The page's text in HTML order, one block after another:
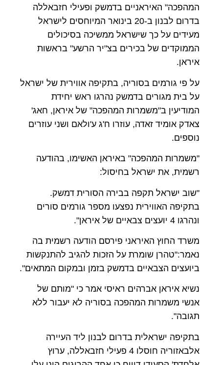
המהפכה" האיראניים בדמשק ופעילי חזבאללה
בדרום לבנון ב-20 בינואר המיוחסים לישראל
מעידים על כך שישראל ממשיכה בסיכולים
הממוקדים של בכירים בצ"יר הרשע" בראשות
איראן.
על פי גורמים בסוריה, בתקיפה אווירית של ישראל
על בית מגורים בדמשק נהרגו ראש יחידת
המודיעין ב"משמרות המהפכה" של איראן, חאג'
צאדק אומיד זאדה, עוזרו ח'ג ע'ולאם ושני עוזרים
נוספים.
"משמרות המהפכה" באיראן האשימו, בהודעה
רשמית, את ישראל בחיסול:
"שוב ישראל תקפה בבירה הסורית דמשק.
בתקיפה האווירית נפצעו מספר גורמים סורים
ונהרגו 4 יועצים צבאיים של איראן".
משרד החוץ האיראני פירסם הודעה רשמית בה
נאמר:"טהרן שומרת על הזכות להגיב להתנקשות
ביועצים הצבאיים בדמשק בזמן ובמקום המתאים".
נשיא איראן אברהים ראיסי אמר כי "מותם של
אנשי משמרות המהפכה בסוריה לא יעבור ללא
תגובה".
בתקיפה ישראלית בדרום לבנון ליד העיירה
אלבאזוריה חוסלו 4 פעילי חזבאללה, ערוץ